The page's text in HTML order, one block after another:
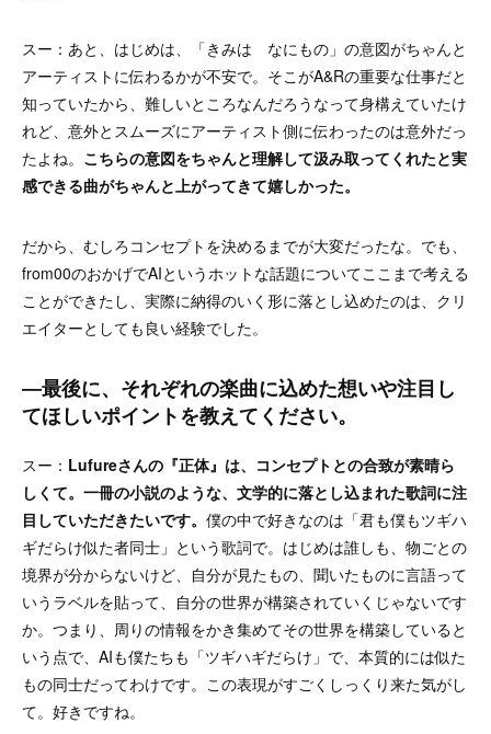
スー：あと、はじめは、「きみは なにもの」の意図がちゃんと
アーティストに伝わるかが不安で。そこがA&Rの重要な仕事だと
知っていたから、難しいところなんだろうなって身構えていたけ
れど、意外とスムーズにアーティスト側に伝わったのは意外だっ
たよね。 こちらの意図をちゃんと理解して汲み取ってくれたと実
感できる曲がちゃんと上がってきて嬉しかった。
だから、むしろコンセプトを決めるまでが大変だったな。でも、
from00のおかげでAIというホットな話題についてここまで考える
ことができたし、実際に納得のいく形に落とし込めたのは、クリ
エイターとしても良い経験でした。
―最後に、それぞれの楽曲に込めた想いや注目し
てほしいポイントを教えてください。
スー： Lufureさんの『正体』は、コンセプトとの合致が素晴ら
しくて。一冊の小説のような、文学的に落とし込まれた歌詞に注
目していただきたいです。 僕の中で好きなのは「君も僕もツギハ
ギだらけ似た者同士」という歌詞で。はじめは誰しも、物ごとの
境界が分からないけど、自分が見たもの、聞いたものに言語って
いうラベルを貼って、自分の世界が構築されていくじゃないです
か。つまり、周りの情報をかき集めてその世界を構築していると
いう点で、AIも僕たちも「ツギハギだらけ」で、本質的には似た
もの同士だってわけです。この表現がすごくしっくり来た気がし
て。好きですね。